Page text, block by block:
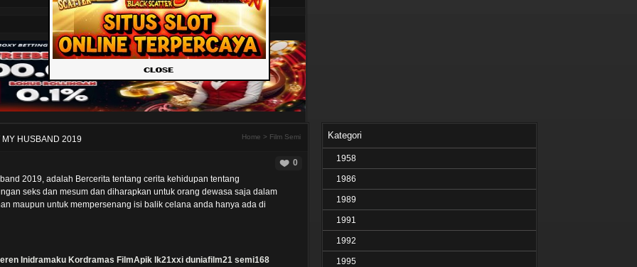
MY HUSBAND 2019 Home > Film Semi
0
2019, adalah Bercerita tentang cerita kehidupan tentang
seks dan mesum dan diharapkan untuk orang dewasa saja dalam
maupun untuk mempersenang isi balik celana anda hanya ada di
Inidramaku Kordramas FilmApik lk21xxi duniafilm21 semi168
Kategori
1958
1986
1989
1991
1992
1995